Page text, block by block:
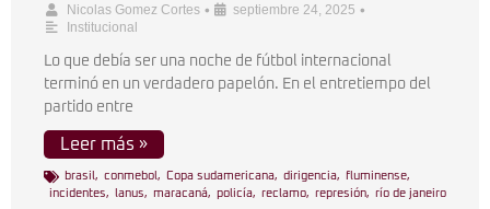
Nicolas Gomez Cortes • septiembre 24, 2025 •
Institucional
Lo que debía ser una noche de fútbol internacional
terminó en un verdadero papelón. En el entretiempo del
partido entre
Leer más »
brasil , conmebol , Copa sudamericana, dirigencia, fluminense,
incidentes, lanus, maracaná, policía, reclamo, represión, río de janeiro